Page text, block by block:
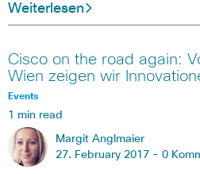
Weiterlesen
Cisco on the road again:
Wien zeigen wir
Events
1 min read
Margit Anglmaier
27. February 2017 - 0